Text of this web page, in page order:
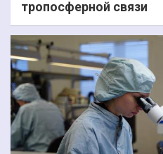
тропосферной связи